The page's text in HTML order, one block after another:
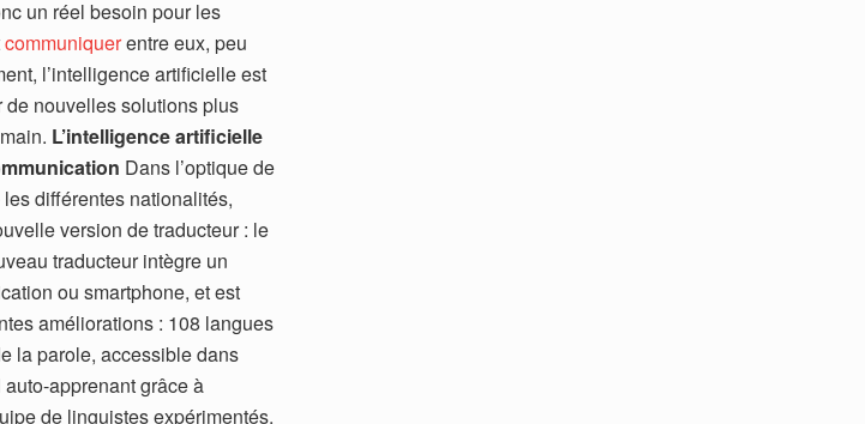
un réel besoin pour les
communiquerentre eux, peu
l’intelligence artificielle est
nouvelles solutions plus
L’intelligence artificielle
Dans l’optique de
différentes nationalités,
version de traducteur : le
traducteur intègre un
ou smartphone, et est
améliorations : 108 langues
la parole, accessible dans
apprenant grâce à
de linguistes expérimentés.